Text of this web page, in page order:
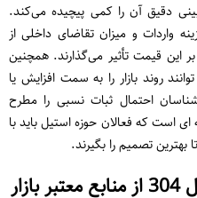
دقیق آن را کمی پیچیده می‌کند.
واردات و میزان تقاضای داخلی از
این قیمت تأثیر می‌گذارند. همچنین
روند بازار را به سمت افزایش یا
احتمال ثبات نسبی را مطرح
‌ای است که فعالان حوزه استیل باید با
تصمیم را بگیرند.